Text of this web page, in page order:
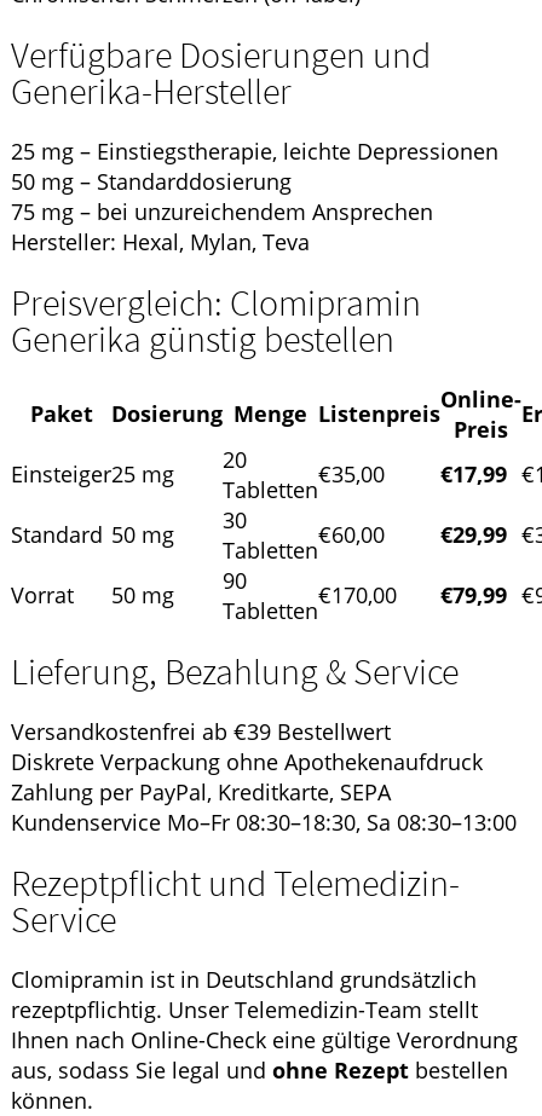
Verfügbare Dosierungen und
Generika-Hersteller
25 mg – Einstiegstherapie, leichte Depressionen
50 mg – Standarddosierung
75 mg – bei unzureichendem Ansprechen
Hersteller: Hexal, Mylan, Teva
Preisvergleich: Clomipramin
Generika günstig bestellen
Paket Dosierung Menge ListenpreisOnline-
Preis
Einsteiger25 mg
20
Tabletten
€35,00 €17,99
Standard 50 mg
30
Tabletten
€60,00 €29,99
Vorrat 50 mg
90
Tabletten
€170,00 €79,99
Lieferung, Bezahlung & Service
Versandkostenfrei ab €39 Bestellwert
Diskrete Verpackung ohne Apothekenaufdruck
Zahlung per PayPal, Kreditkarte, SEPA
Kundenservice Mo–Fr 08:30–18:30, Sa 08:30–13:00
Rezeptpflicht und Telemedizin-
Service
Clomipramin ist in Deutschland grundsätzlich
rezeptpflichtig. Unser Telemedizin-Team stellt
Ihnen nach Online-Check eine gültige Verordnung
aus, sodass Sie legal und ohne Rezept bestellen
können.